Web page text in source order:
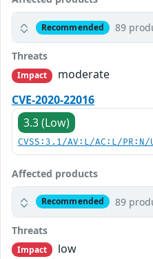
Recommended 89
Threats
Impact
moderate
CVE-2020-22016
3.3 (Low)
CVSS:3.1/AV:L/AC:L/
Affected products
Recommended 89
Threats
Impact
low